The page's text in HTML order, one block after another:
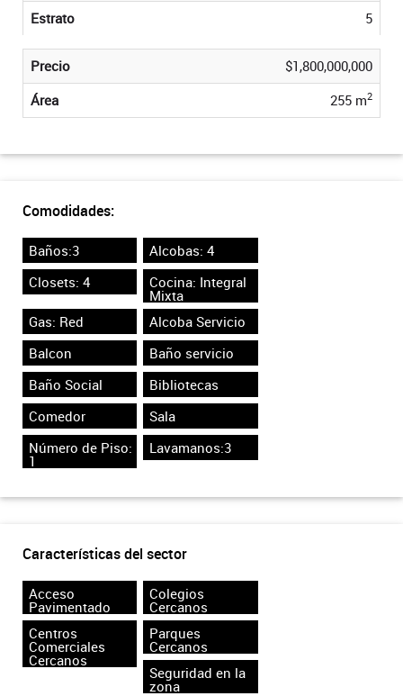
Estrato 5
Precio
$1,800,000,000
Área
255 m2
Comodidades:
Baños:3
Alcobas: 4
Closets: 4
Cocina: Integral
Mixta
Gas: Red
Alcoba Servicio
Balcon
Baño servicio
Baño Social
Bibliotecas
Comedor
Sala
Número de Piso:
1
Lavamanos:3
Características del sector
Acceso
Pavimentado
Colegios
Cercanos
Centros
Comerciales
Cercanos
Parques
Cercanos
Seguridad en la
zona